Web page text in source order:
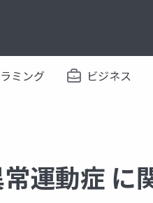
ミング ビジネス
運動症 に